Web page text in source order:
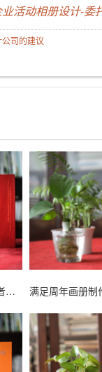
活动相册设计-委
司的建议
防控疫情纪念册制作-送给疫情志愿者的纪念册